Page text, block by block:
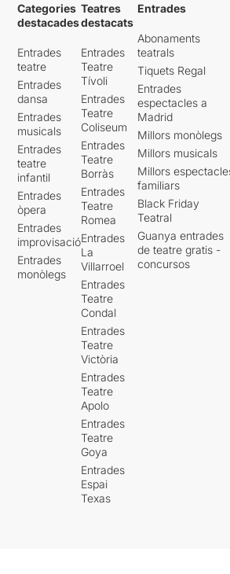
Categories
destacades
Entrades
teatre
Entrades
dansa
Entrades
musicals
Entrades
teatre
infantil
Entrades
òpera
Entrades
improvisació
Entrades
monòlegs
Teatres
destacats
Entrades
Teatre
Tívoli
Entrades
Teatre
Coliseum
Entrades
Teatre
Borràs
Entrades
Teatre
Romea
Entrades
La
Villarroel
Entrades
Teatre
Condal
Entrades
Teatre
Victòria
Entrades
Teatre
Apolo
Entrades
Teatre
Goya
Entrades
Espai
Texas
Entrades
Abonaments
teatrals
Tiquets Regal
Entrades
espectacles a
Madrid
Millors monòlegs
Millors musicals
Millors
familiars
Black Friday
Teatral
Guanya entrades
de teatre gratis -
concursos